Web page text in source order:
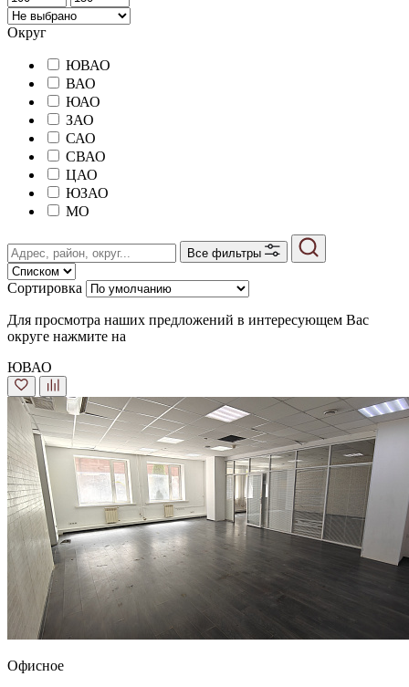
Округ
ЮВАО
ВАО
ЮАО
ЗАО
САО
СВАО
ЦАО
ЮЗАО
MO
Все фильтры
Сортировка
Для просмотра наших предложений в интересующем Вас
округе нажмите на
ЮВАО
Офисное